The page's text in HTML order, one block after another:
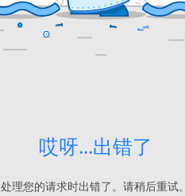
哎呀...出错了
处理您的请求时出错了。请稍后重试。